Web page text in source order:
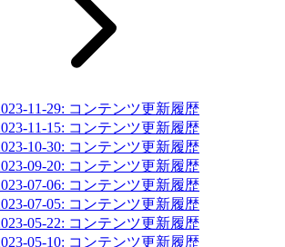
11-29: コンテンツ更新履歴
11-15: コンテンツ更新履歴
10-30: コンテンツ更新履歴
09-20: コンテンツ更新履歴
07-06: コンテンツ更新履歴
07-05: コンテンツ更新履歴
05-22: コンテンツ更新履歴
05-10: コンテンツ更新履歴